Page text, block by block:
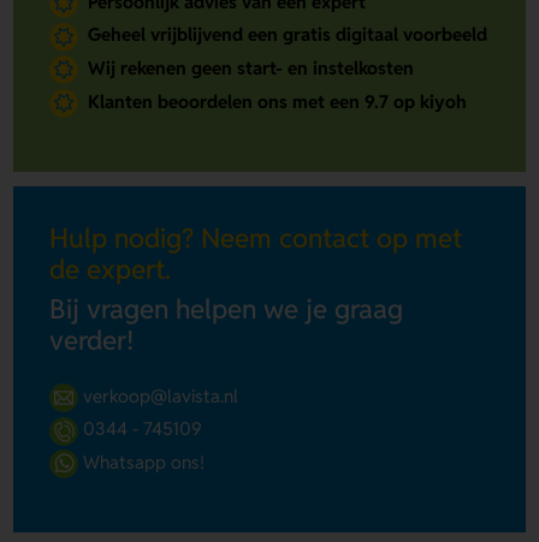
Geheel vrijblijvend een gratis digitaal voorbeeld
Wij rekenen geen start- en instelkosten
Klanten beoordelen ons met een 9.7 op kiyoh
Hulp nodig? Neem contact op met
de expert.
Bij vragen helpen we je graag
verder!
verkoop@lavista.nl
0344 - 745109
Whatsapp ons!